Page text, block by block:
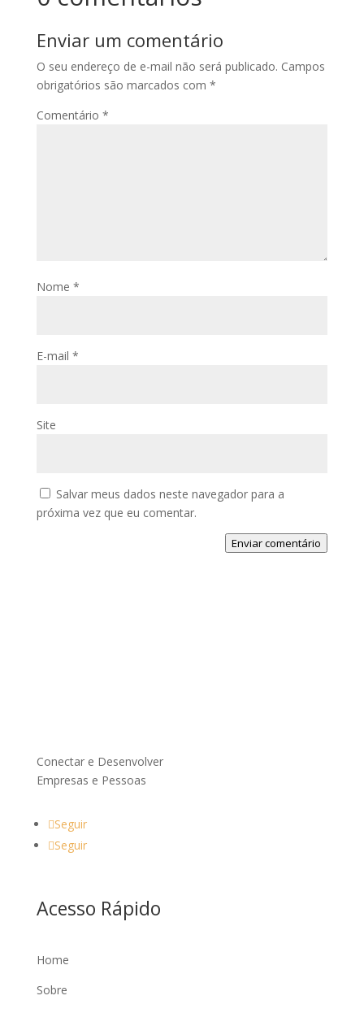
Enviar um comentário
O seu endereço de e-mail não será publicado. Campos
obrigatórios são marcados com *
Comentário *
Nome *
E-mail *
Site
Salvar meus dados neste navegador para a
próxima vez que eu comentar.
Enviar comentário
Conectar e Desenvolver
Empresas e Pessoas
Seguir
Seguir
Acesso Rápido
Home
Sobre